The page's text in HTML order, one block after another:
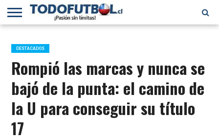
PRIMERA
B
SELECCIÓN
CHILENA
CHILENOS
EN EL
MUNDO
FÚTBOL
INTERNACIONAL
DESTACADOS
Rompió las marcas y nunca se
bajó de la punta: el camino de
la U para conseguir su título
17